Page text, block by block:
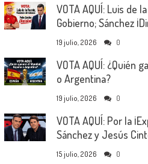
VOTA AQUÍ: Luis de
Gobierno; Sánchez
19 julio, 2026 0
VOTA AQUÍ: ¿Quién
o Argentina?
19 julio, 2026 0
VOTA AQUÍ: Por la
Sánchez y Jesús
15 julio, 2026 0